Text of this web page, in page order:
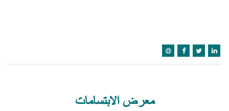
معرض الابتسامات